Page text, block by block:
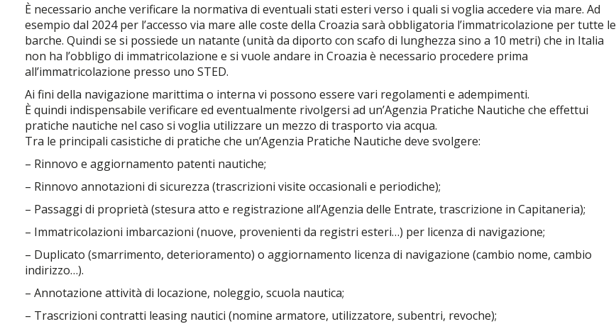
È necessario anche verificare la normativa di eventuali stati esteri verso i quali si voglia accedere via mare. Ad
esempio dal 2024 per l’accesso via mare alle coste della Croazia sarà obbligatoria l’immatricolazione per tutte le
barche. Quindi se si possiede un natante (unità da diporto con scafo di lunghezza sino a 10 metri) che in Italia
non ha l’obbligo di immatricolazione e si vuole andare in Croazia è necessario procedere prima
all’immatricolazione presso uno STED.
Ai fini della navigazione marittima o interna vi possono essere vari regolamenti e adempimenti.
È quindi indispensabile verificare ed eventualmente rivolgersi ad un’Agenzia Pratiche Nautiche che effettui
pratiche nautiche nel caso si voglia utilizzare un mezzo di trasporto via acqua.
Tra le principali casistiche di pratiche che un’Agenzia Pratiche Nautiche deve svolgere:
– Rinnovo e aggiornamento patenti nautiche;
– Rinnovo annotazioni di sicurezza (trascrizioni visite occasionali e periodiche);
– Passaggi di proprietà (stesura atto e registrazione all’Agenzia delle Entrate, trascrizione in Capitaneria);
– Immatricolazioni imbarcazioni (nuove, provenienti da registri esteri…) per licenza di navigazione;
– Duplicato (smarrimento, deterioramento) o aggiornamento licenza di navigazione (cambio nome, cambio
indirizzo…).
– Annotazione attività di locazione, noleggio, scuola nautica;
– Trascrizioni contratti leasing nautici (nomine armatore, utilizzatore, subentri, revoche);